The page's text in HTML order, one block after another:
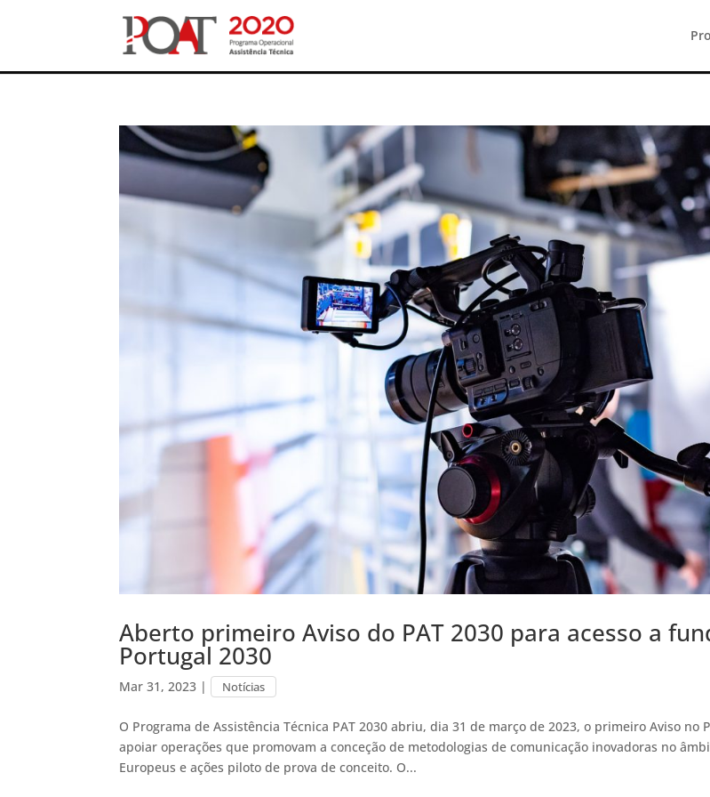
Aberto primeiro Aviso do PAT 2030 para acesso a
Portugal 2030
Mar 31, 2023 | Notícias
O Programa de Assistência Técnica PAT 2030 abriu, dia 31 de março de 2023, o primeiro Aviso no
apoiar operações que promovam a conceção de metodologias de comunicação inovadoras no
Europeus e ações piloto de prova de conceito. O...